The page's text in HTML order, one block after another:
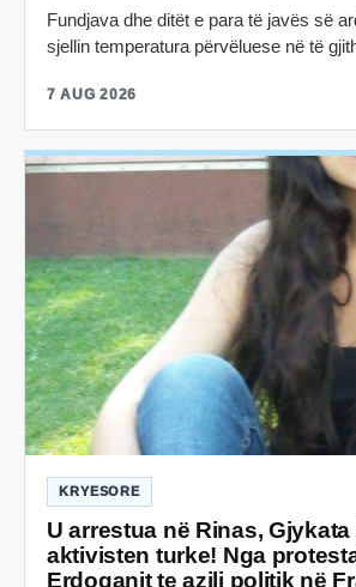
Fundjava dhe ditët e para të javës së
sjellin temperatura përvëluese në të
7 AUG 2026
KRYESORE
U arrestua në Rinas,
aktivisten turke! Nga
Erdoganit te azili politik në